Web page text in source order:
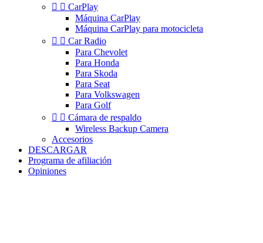
  CarPlay
Máquina CarPlay
Máquina CarPlay para motocicleta
  Car Radio
Para Chevolet
Para Honda
Para Skoda
Para Seat
Para Volkswagen
Para Golf
  Cámara de respaldo
Wireless Backup Camera
Accesorios
DESCARGAR
Programa de afiliación
Opiniones